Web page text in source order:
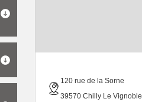
120 rue de la Sorne
39570 Chilly Le Vignoble